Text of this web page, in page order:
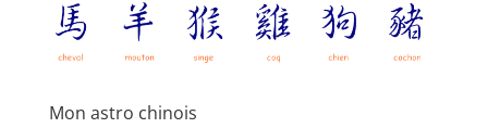
Mon astro chinois